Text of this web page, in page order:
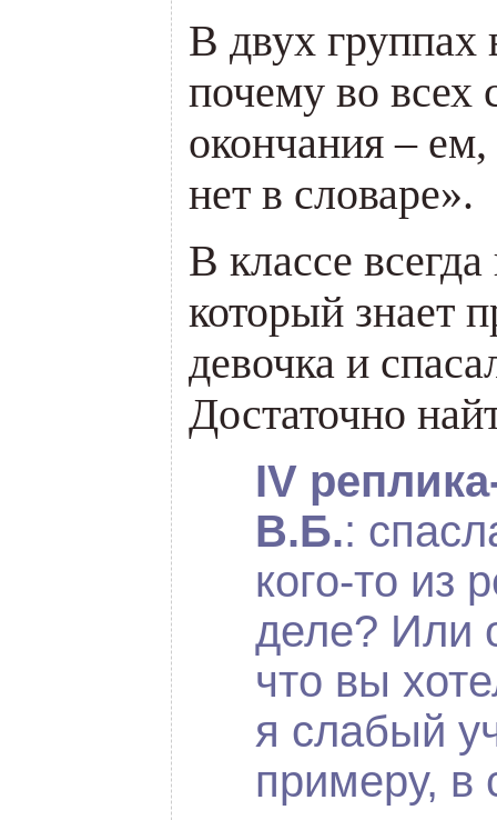
В двух группах
почему во всех
окончания –
нет в словаре».
В классе
который знает
девочка и
Достаточно
IV
В.Б.:
кого-то из
деле? Или
что вы
я слабый
примеру,